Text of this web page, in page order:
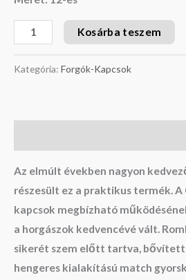
Kosárba teszem
Kategória: Forgók-Kapcsok
Az elmúlt években nagyon
részesült ez a praktikus termék. A
kapcsok megbízható
a horgászok kedvencévé vált.
sikerét szem előtt tartva,
hengeres kialakítású match